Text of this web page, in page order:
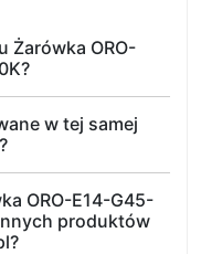
Żarówka ORO-
w tej samej
ORO-E14-G45-
produktów